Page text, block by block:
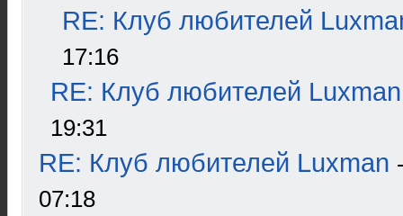
RE: Клуб любителей
17:16
RE: Клуб любителей Luxman
19:31
RE: Клуб любителей Luxman
07:18